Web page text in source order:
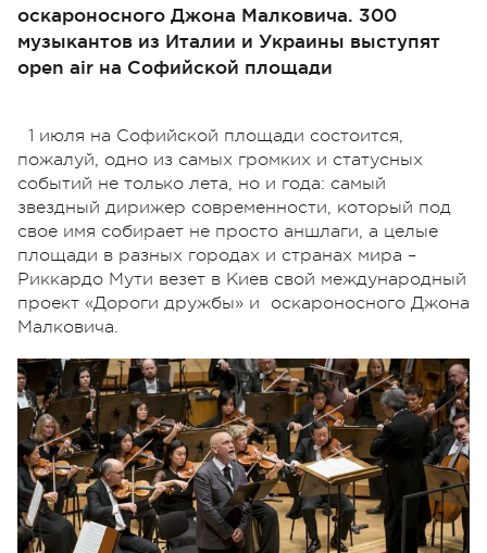
оскароносного Джона Малковича. 300
музыкантов из Италии и Украины выступят
open air на Софийской площади
1 июля на Софийской площади состоится,
пожалуй, одно из самых громких и статусных
событий не только лета, но и года: самый
звездный дирижер современности, который под
свое имя собирает не просто аншлаги, а целые
площади в разных городах и странах мира –
Риккардо Мути везет в Киев свой международный
проект «Дороги дружбы» и оскароносного Джона
Малковича.